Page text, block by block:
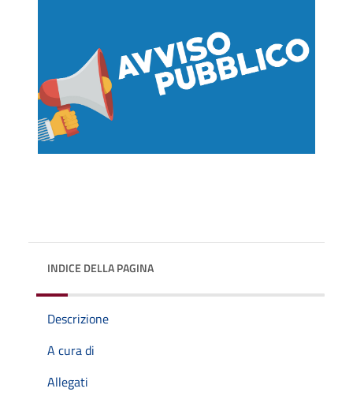
INDICE DELLA PAGINA
Descrizione
A cura di
Allegati